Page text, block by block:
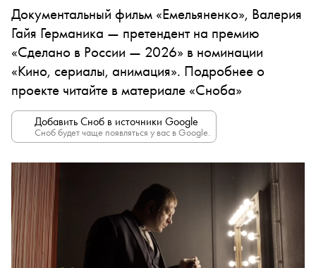
Документальный фильм «Емельяненко», Валерия
Гайя Германика — претендент на премию
«Сделано в России — 2026» в номинации
«Кино, сериалы, анимация». Подробнее о
проекте читайте в материале «Сноба»
Добавить Сноб в источники Google
Сноб будет чаще появляться у вас в Google.